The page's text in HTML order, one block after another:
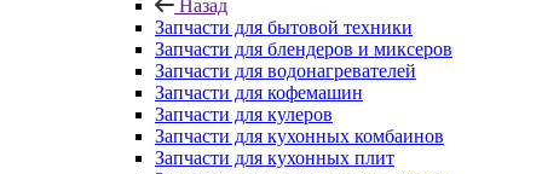
Назад
Запчасти для бытовой техники
Запчасти для блендеров и миксеров
Запчасти для водонагревателей
Запчасти для кофемашин
Запчасти для кулеров
Запчасти для кухонных комбаинов
Запчасти для кухонных плит